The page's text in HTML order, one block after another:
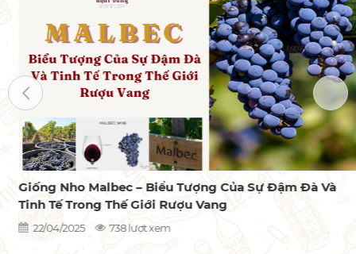
Giống Nho Malbec – Biểu Tượng Của Sự Đậm Đà Và
Tinh Tế Trong Thế Giới Rượu Vang
22/04/2025 738 lượt xem